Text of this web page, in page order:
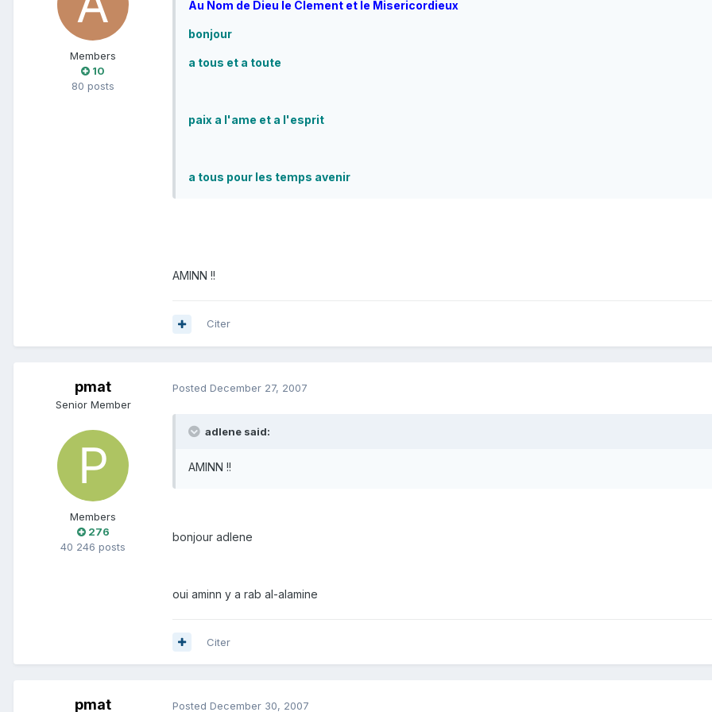
Members
10
80 posts
Au Nom de Dieu le Clement et le Misericordieux
bonjour
a tous et a toute
paix a l'ame et a l'esprit
a tous pour les temps avenir
AMINN !!
Citer
pmat
Senior Member
Members
276
40 246 posts
Posted December 27, 2007
adlene said:
AMINN !!
bonjour adlene
oui aminn y a rab al-alamine
Citer
pmat Posted December 30, 2007